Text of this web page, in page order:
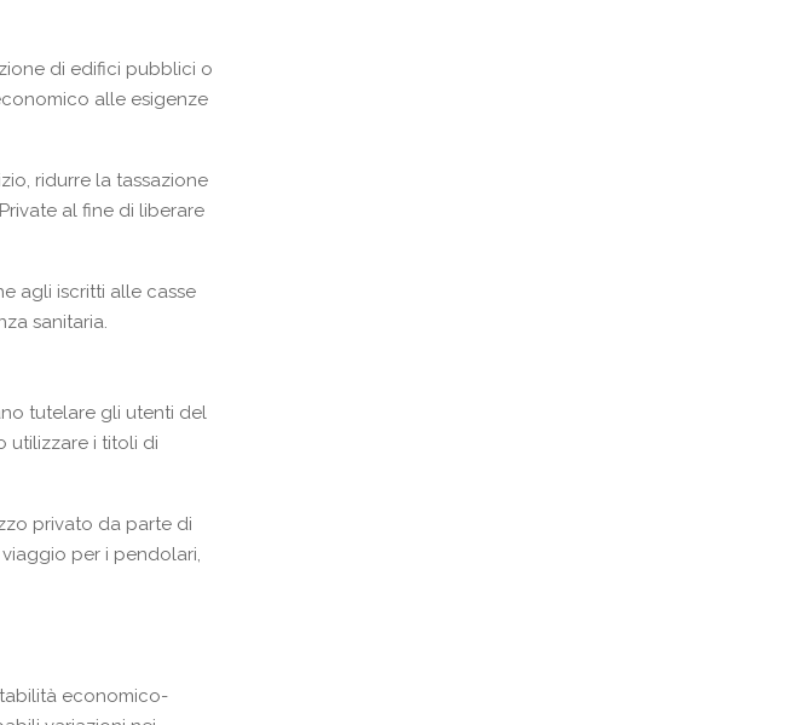
di edifici pubblici o
alle esigenze
ridurre la tassazione
al fine di liberare
agli iscritti alle casse
sanitaria.
tutelare gli utenti del
utilizzare i titoli di
privato da parte di
per i pendolari,
economico-